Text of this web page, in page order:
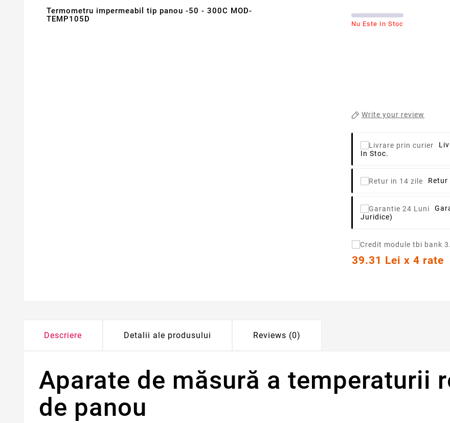
Termometru impermeabil tip panou -50 - 300C MOD-
TEMP105D
Nu Este In Stoc
Write your review
In Stoc.
Retur
Juridice)
39.31 Lei x 4 rate
Descriere Detalii ale produsului Reviews (0)
Aparate de măsură a temperaturii
de panou